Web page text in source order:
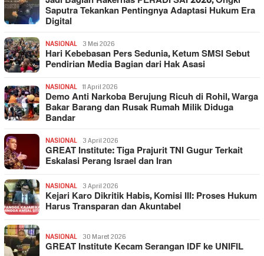
Saputra Tekankan Pentingnya Adaptasi Hukum Era
Digital
NASIONAL 3 Mei 2026
Hari Kebebasan Pers Sedunia, Ketum SMSI Sebut
Pendirian Media Bagian dari Hak Asasi
NASIONAL 11 April 2026
Demo Anti Narkoba Berujung Ricuh di Rohil, Warga
Bakar Barang dan Rusak Rumah Milik Diduga
Bandar
NASIONAL 3 April 2026
GREAT Institute: Tiga Prajurit TNI Gugur Terkait
Eskalasi Perang Israel dan Iran
NASIONAL 3 April 2026
Kejari Karo Dikritik Habis, Komisi III: Proses Hukum
Harus Transparan dan Akuntabel
NASIONAL 30 Maret 2026
GREAT Institute Kecam Serangan IDF ke UNIFIL